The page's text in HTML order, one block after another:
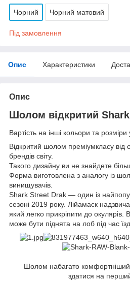
Чорний Чорний матовий
Під замовлення
Опис Характеристики
Опис
Шолом відкритий
Вартість на інші кольори та
Відкритий шолом преміумкласу від
брендів світу.
Такого дизайну ви не знайдете
Форма виготовлена з аналогу із
винищувачів.
Shark Street Drak — один із
сезоні 2019 року. Лійамаск
який легко прикріпити до
може бути піднята на лоб під час
Шолом набагато комфортніший
здатися на